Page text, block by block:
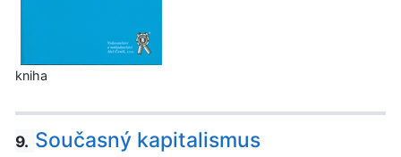
kniha
9. Současný kapitalismus